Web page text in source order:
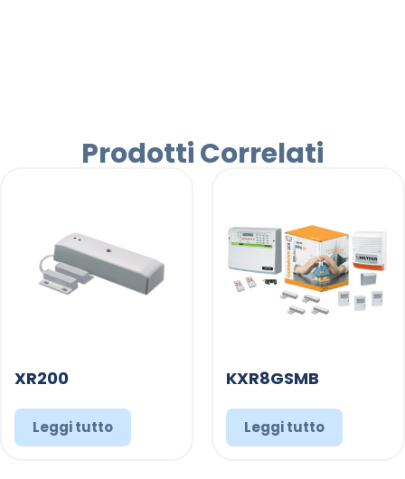
Prodotti Correlati
XR200
Leggi tutto
KXR8GSMB
Leggi tutto